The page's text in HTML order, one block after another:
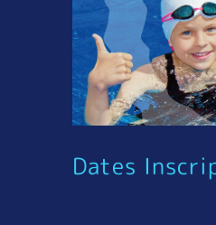
Dates